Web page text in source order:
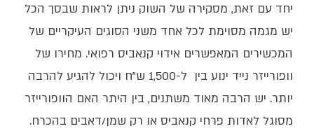
יחד עם זאת, מסקירה של השוק ניתן לראות שבסך הכל
יש מגמה מסוימת לכל אחד משני הסוגים העיקריים של
המכשירים המאפשרים אידוי קנאביס רפואי. מחירו של
וופורייזר נייד ינוע בין ל-1,500 ש"ח ויכול להגיע להרבה
יותר. יש הרבה מאוד משתנים, בין היתר האם הוופורייזר
מסוגל לאדות פרחי קנאביס או רק שמן/דאבים בהכרח.